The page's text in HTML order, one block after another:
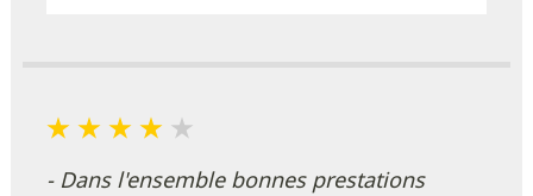
- Dans l'ensemble bonnes prestations